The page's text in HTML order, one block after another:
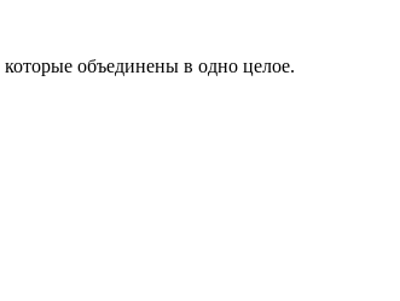
объединены в одно целое.